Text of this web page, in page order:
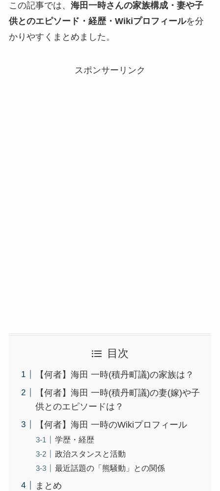
この記事では、 海田一時さんの家族構成・妻や子
供とのエピソード・経歴・Wikiプロフィールを分
かりやすくまとめました。
スポンサーリンク
目次
【何者】海田 一時(積丹町議)の家族は？
【何者】海田 一時(積丹町議)の妻(嫁)や子
供とのエピソードは？
【何者】海田 一時のWikiプロフィール
学歴・経歴
政治スタンスと活動
最近話題の「熊騒動」との関係
まとめ